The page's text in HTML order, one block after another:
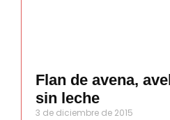
Flan de avena,
sin leche
3 de diciembre de 2015